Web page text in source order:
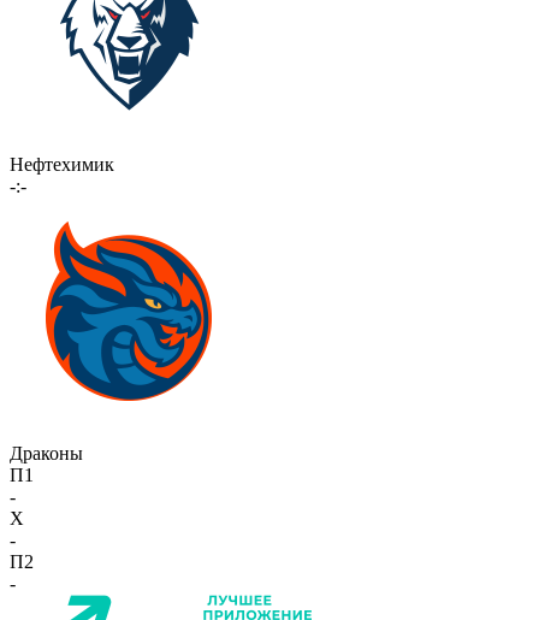
Нефтехимик
-:-
Драконы
П1
-
X
-
П2
-